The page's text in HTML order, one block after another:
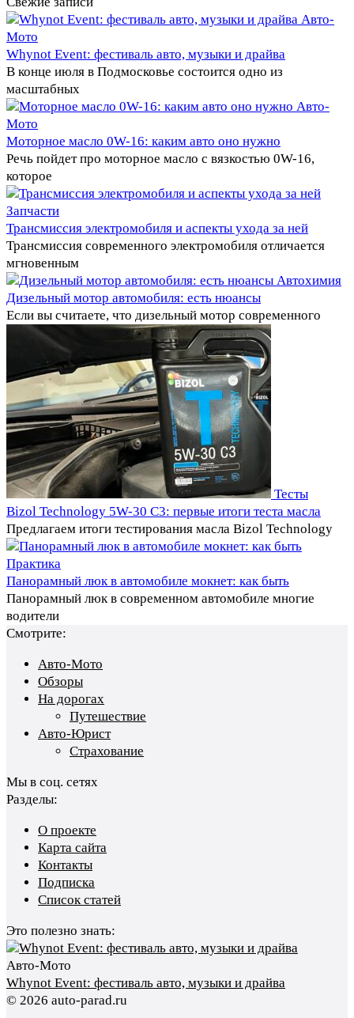
Авто-
Мото
Whynot Event: фестиваль авто, музыки и драйва
В конце июля в Подмосковье состоится одно из
масштабных
Авто-
Мото
Моторное масло 0W-16: каким авто оно нужно
Речь пойдет про моторное масло с вязкостью 0W-16,
которое
Запчасти
Трансмиссия электромобиля и аспекты ухода за ней
Трансмиссия современного электромобиля отличается
мгновенным
Автохимия
Дизельный мотор автомобиля: есть нюансы
Если вы считаете, что дизельный мотор современного
Тесты
Bizol Technology 5W-30 C3: первые итоги теста масла
Предлагаем итоги тестирования масла Bizol Technology
Практика
Панорамный люк в автомобиле мокнет: как быть
Панорамный люк в современном автомобиле многие
водители
Смотрите:
Авто-Мото
Обзоры
На дорогах
Путешествие
Авто-Юрист
Страхование
Мы в соц. сетях
Разделы:
О проекте
Карта сайта
Контакты
Подписка
Список статей
Это полезно знать:
Авто-Мото
Whynot Event: фестиваль авто, музыки и драйва
© 2026 auto-parad.ru